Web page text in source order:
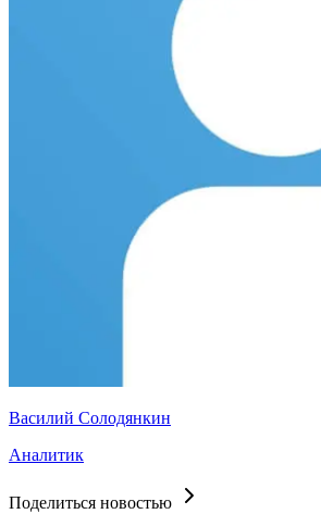
Василий Солодянкин
Аналитик
Поделиться новостью